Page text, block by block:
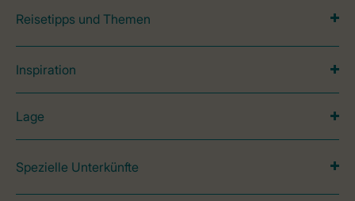
Reisetipps und Themen
Inspiration
Lage
Spezielle Unterkünfte